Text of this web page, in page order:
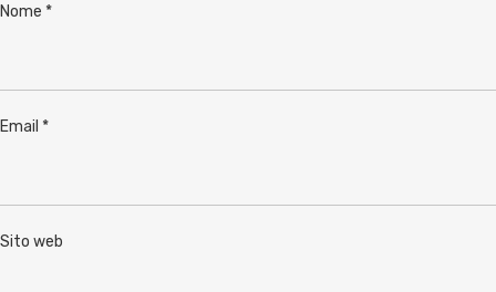
Nome *
Email *
Sito web